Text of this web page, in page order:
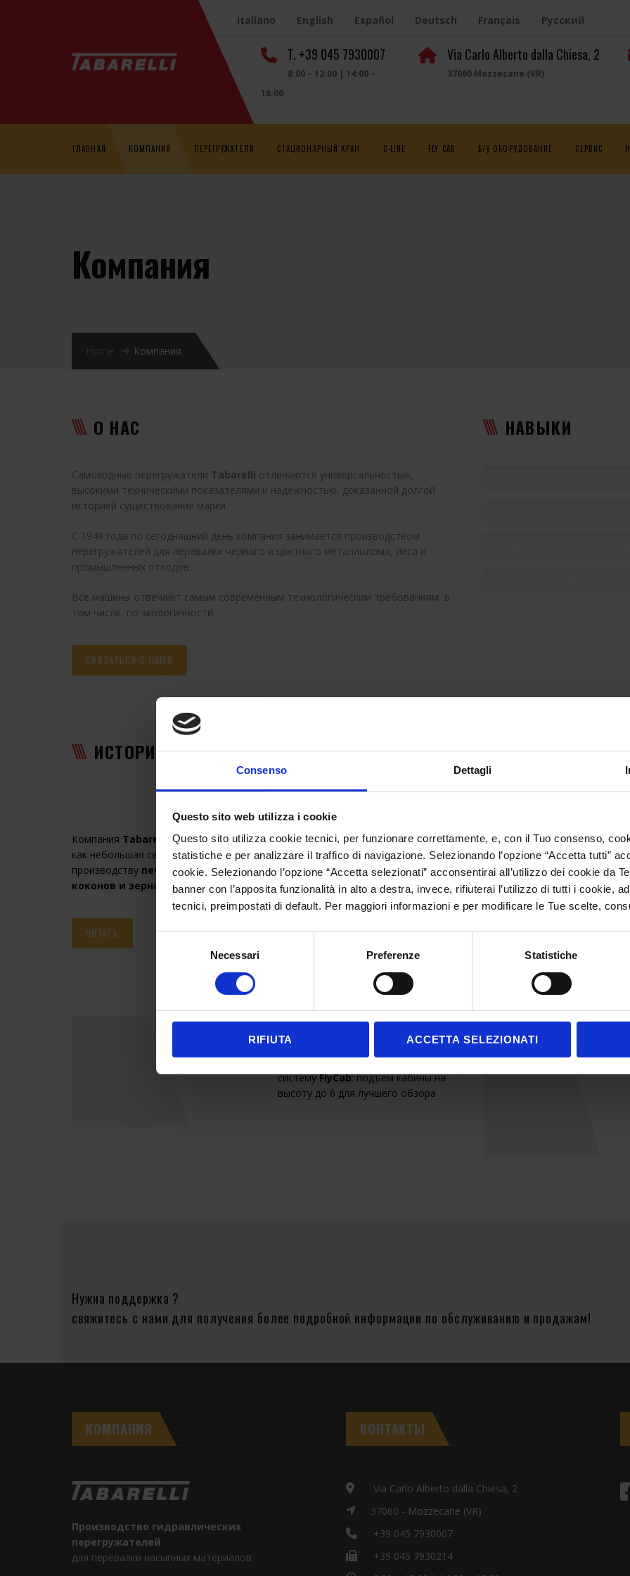
Consenso Dettagli
Questo sito web utilizza i cookie
Questo sito utilizza cookie tecnici, per funzionare correttamente, e, con il Tuo consenso,
statistiche e per analizzare il traffico di navigazione. Selezionando l’opzione “Accetta tutti”
cookie. Selezionando l’opzione “Accetta selezionati” acconsentirai all’utilizzo dei cookie da
banner con l’apposita funzionalità in alto a destra, invece, rifiuterai l’utilizzo di tutti i cookie,
tecnici, preimpostati di default. Per maggiori informazioni e per modificare le Tue scelte,
Necessari Preferenze Statistiche
RIFIUTA ACCETTA SELEZIONATI
Italiano English Español Deutsch Français Русский
T. +39 045 7930007
8:00 – 12:00 | 14:00 –
18:00
Via Carlo Alberto dalla Chiesa, 2
37060 Mozzecane (VR)
ГЛАВНАЯ КОМПАНИЯ ПЕРЕГРУЖАТЕЛИ СТАЦИОНАРНЫЙ КРАН C-LINE FLY CAB Б/У ОБОРУДОВАНИЕ СЕРВИС
Компания
Home Компания
О НАС
Самоходные перегружатели Tabarelli отличаются универсальностью,
высокими техническими показателями и надежностью, доказанной долгой
историей существования марки.
С 1949 года по сегодняшний день компания занимается производством
перегружателей для перевалки черного и цветного металлолома, леса и
промышленных отходов.
Все машины отвечают самым современным технологическим требованиям, в
том числе, по экологичности.
СВЯЗАТЬСЯ С НАМИ
НАВЫКИ
ИСТОРИЯ
Компания Tabarelli spaбыла основана в 30-х годах
как небольшая семейная мастерская по
производству печей для сушки шелковичных
коконов и зерна
ЧИТАТЬ
ПРИНЦИПЫ
В конце 60-х годов параллельно с перегружателями
начали выпускаться прессы —пакетировщики
для металлолома.Для этой деятельности была
учреждена компания Idromec
ЧИТАТЬ
ПАТЕНТ
Tabarelli Spa запатентовала новую
системуFlyCab: подъем кабины на
высоту до 6 для лучшего обзора
Нужна поддержка ?
свяжитесь с нами для получения более подробной информации по обслуживанию и продажам!
КОМПАНИЯ
Производство гидравлических
перегружателей
для перевалки насыпных материалов
КОНТАКТЫ
Via Carlo Alberto dalla Chiesa, 2
37060 - Mozzecane (VR)
+39 045 7930007
+39 045 7930214